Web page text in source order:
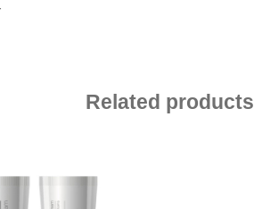
Related products